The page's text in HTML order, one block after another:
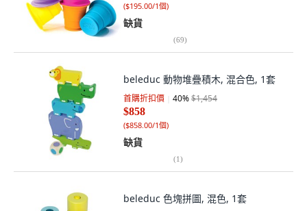
($195.00/1個)
缺貨
(69)
beleduc 動物堆疊積木, 混合色, 1套
首購折扣價 40%$1,454
$858
($858.00/1個)
缺貨
(1)
beleduc 色塊拼圖, 混色, 1套